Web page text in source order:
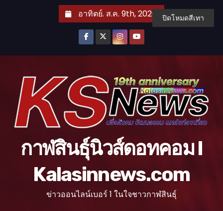
อาทิตย์. ส.ค. 9th, 2026
กาฬสินธุ์นิวส์ดอทคอม l
Kalasinnews.com
ข่าวออนไลน์เบอร์ 1 ในใจชาวกาฬสินธุ์
ปิดโหมดสีเทา